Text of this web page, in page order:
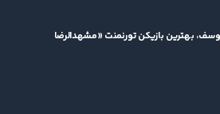
بهترین بازیکن تورنمنت «مشهدالرضا(ع)» شد